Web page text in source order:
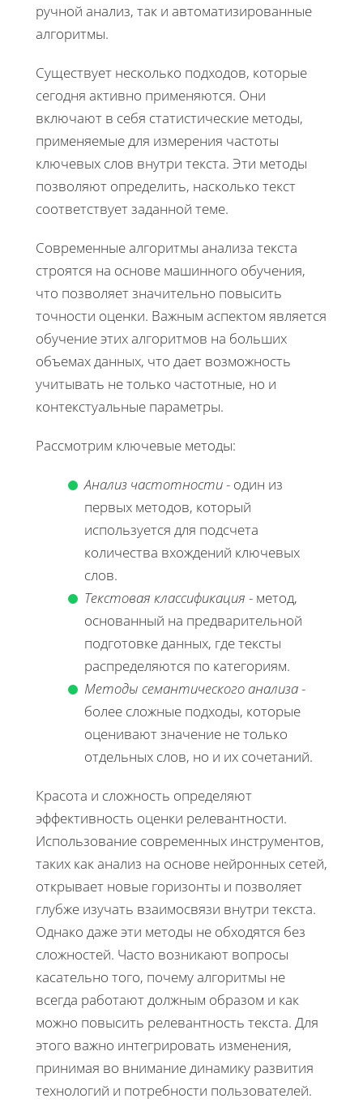
ручной анализ, так и автоматизированные
алгоритмы.
Существует несколько подходов, которые
сегодня активно применяются. Они
включают в себя статистические методы,
применяемые для измерения частоты
ключевых слов внутри текста. Эти методы
позволяют определить, насколько текст
соответствует заданной теме.
Современные алгоритмы анализа текста
строятся на основе машинного обучения,
что позволяет значительно повысить
точности оценки. Важным аспектом является
обучение этих алгоритмов на больших
объемах данных, что дает возможность
учитывать не только частотные, но и
контекстуальные параметры.
Рассмотрим ключевые методы:
Анализ частотности- один из
первых методов, который
используется для подсчета
количества вхождений ключевых
слов.
Текстовая классификация - метод,
основанный на предварительной
подготовке данных, где тексты
распределяются по категориям.
Методы семантического анализа-
более сложные подходы, которые
оценивают значение не только
отдельных слов, но и их сочетаний.
Красота и сложность определяют
эффективность оценки релевантности.
Использование современных инструментов,
таких как анализ на основе нейронных сетей,
открывает новые горизонты и позволяет
глубже изучать взаимосвязи внутри текста.
Однако даже эти методы не обходятся без
сложностей. Часто возникают вопросы
касательно того, почему алгоритмы не
всегда работают должным образом и как
можно повысить релевантность текста. Для
этого важно интегрировать изменения,
принимая во внимание динамику развития
технологий и потребности пользователей.